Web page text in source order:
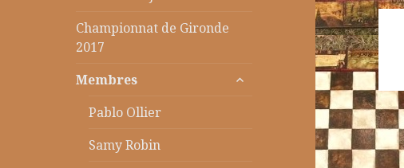
Championnat de Gironde
2017
Membres
ouvrir
Pablo Ollier
Samy Robin